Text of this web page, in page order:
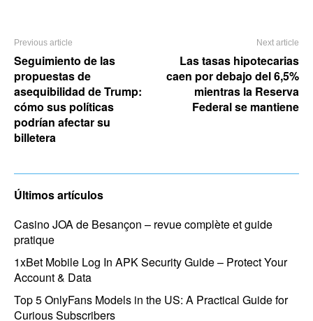
Previous article
Seguimiento de las
propuestas de
asequibilidad de Trump:
cómo sus políticas
podrían afectar su
billetera
Next article
Las tasas hipotecarias
caen por debajo del 6,5%
mientras la Reserva
Federal se mantiene
Últimos artículos
Casino JOA de Besançon – revue complète et guide
pratique
1xBet Mobile Log In APK Security Guide – Protect Your
Account & Data
Top 5 OnlyFans Models in the US: A Practical Guide for
Curious Subscribers